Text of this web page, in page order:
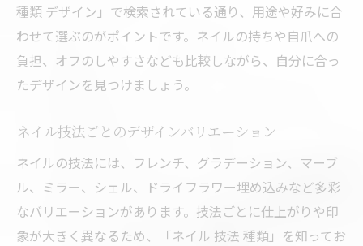
種類 デザイン」で検索されている通り、用途や好みに合
わせて選ぶのがポイントです。ネイルの持ちや自爪への
負担、オフのしやすさなども比較しながら、自分に合っ
たデザインを見つけましょう。
ネイル技法ごとのデザインバリエーション
ネイルの技法には、フレンチ、グラデーション、マーブ
ル、ミラー、シェル、ドライフラワー埋め込みなど多彩
なバリエーションがあります。技法ごとに仕上がりや印
象が大きく異なるため、「ネイル 技法 種類」を知ってお